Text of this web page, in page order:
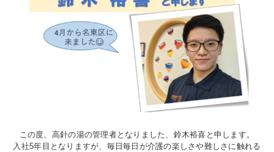
この度、高針の湯の管理者となりました、鈴木裕喜と申します。
入社5年目となりますが、毎日毎日が介護の楽しさや難しさに触れる